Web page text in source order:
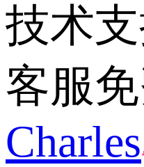
技术
客服
Charles